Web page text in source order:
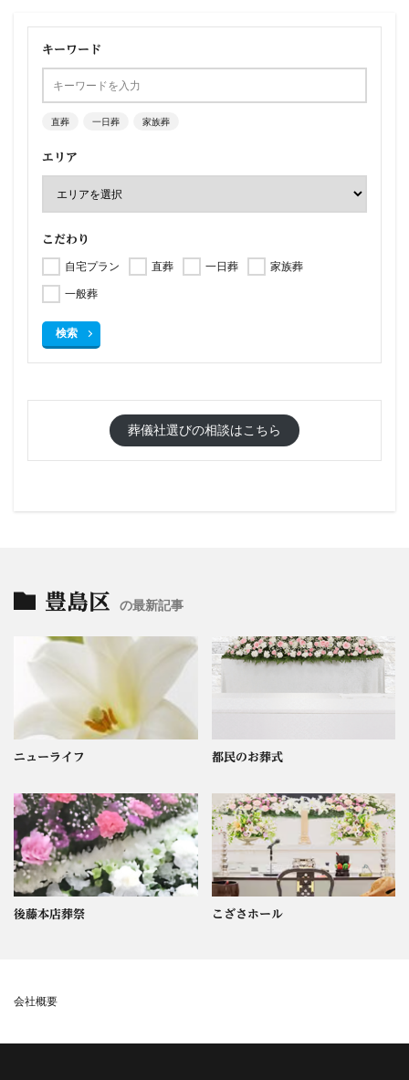
キーワード
直葬 一日葬 家族葬
エリア
こだわり
自宅プラン 直葬 一日葬
家族葬
一般葬
検索
葬儀社選びの相談はこちら
豊島区 の最新記事
ニューライフ 都民のお葬式
後藤本店葬祭 こざさホール
会社概要